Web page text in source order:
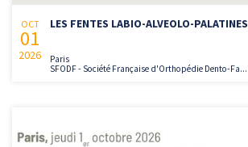
OCT
01
2026
LES FENTES LABIO-ALVEOLO-PALATINES
Paris
SFODF - Société Française d'Orthopédie Dento-Fa...